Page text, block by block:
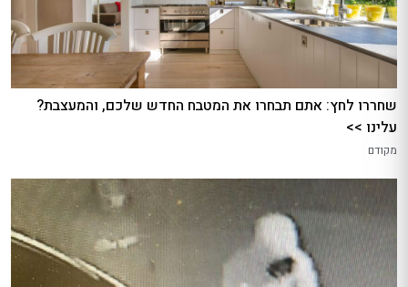
שחררו לחץ: אתם תבחרו את המטבח החדש שלכם, והמעצבת?
עלינו >>
מקודם